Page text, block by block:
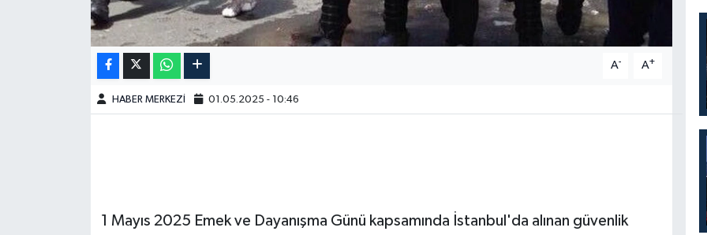
A- A+
HABER MERKEZİ 01.05.2025 - 10:46
1 Mayıs 2025 Emek ve Dayanışma Günü kapsamında İstanbul'da alınan güvenlik